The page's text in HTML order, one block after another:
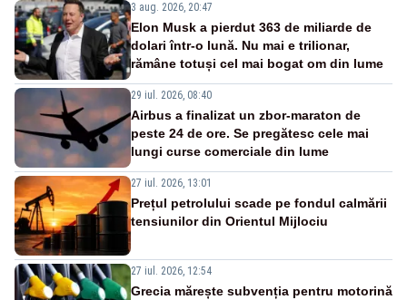
3 aug. 2026, 20:47
Elon Musk a pierdut 363 de miliarde de
dolari într-o lună. Nu mai e trilionar,
rămâne totuși cel mai bogat om din lume
29 iul. 2026, 08:40
Airbus a finalizat un zbor-maraton de
peste 24 de ore. Se pregătesc cele mai
lungi curse comerciale din lume
27 iul. 2026, 13:01
Prețul petrolului scade pe fondul calmării
tensiunilor din Orientul Mijlociu
27 iul. 2026, 12:54
Grecia mărește subvenția pentru motorină